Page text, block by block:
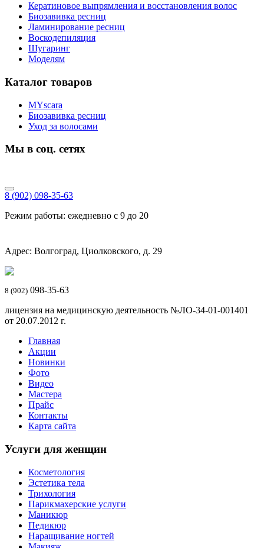
Кератиновое выпрямления и восстановления волос
Биозавивка ресниц
Ламинирование ресниц
Воскодепиляция
Шугаринг
Моделям
Каталог товаров
MYscara
Биозавивка ресниц
Уход за волосами
Мы в соц. сетях
8 (902) 098-35-63
Режим работы: ежедневно с 9 до 20
Адрес: Волгоград, Циолковского, д. 29
8 (902) 098-35-63
лицензия на медицинскую деятельность №ЛО-34-01-001401
от 20.07.2012 г.
Главная
Акции
Новинки
Фото
Видео
Мастера
Прайс
Контакты
Карта сайта
Услуги для женщин
Косметология
Эстетика тела
Трихология
Парикмахерские услуги
Маникюр
Педикюр
Наращивание ногтей